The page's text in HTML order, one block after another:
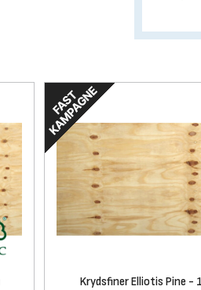
Krydsfiner Elliotis Pine -